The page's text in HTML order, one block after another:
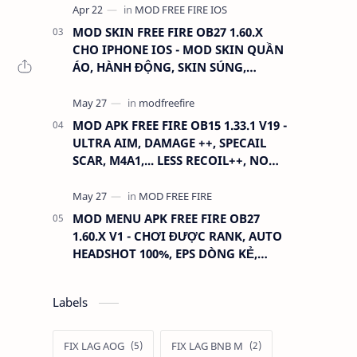
MOD SKIN FREE FIRE OB27 1.60.X
CHO IPHONE IOS - MOD SKIN QUẦN
ÁO, HÀNH ĐỘNG, SKIN SÚNG,
MOD APK FREE FIRE OB15 1.33.1 V19 -
ULTRA AIM, DAMAGE ++, SPECAIL
SCAR, M4A1,... LESS RECOIL++, NO
MOD MENU APK FREE FIRE OB27
1.60.X V1 - CHƠI ĐƯỢC RANK, AUTO
HEADSHOT 100%, EPS DÒNG KẺ,
Labels
FIX LAG AOG FIX LAG BNB M